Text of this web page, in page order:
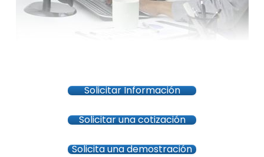
Solicitar Información
Solicitar una cotización
Solicita una demostración